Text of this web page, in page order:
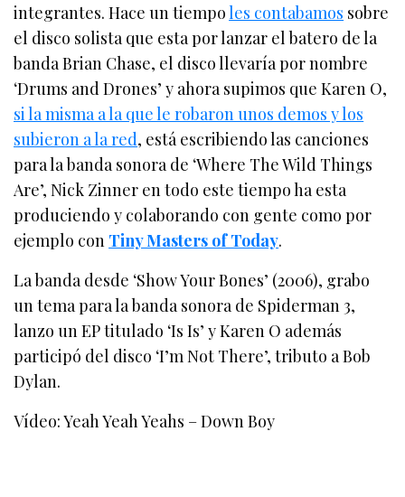
integrantes. Hace un tiempoles contabamos sobre
el disco solista que esta por lanzar el batero de la
banda Brian Chase, el disco llevaría por nombre
‘Drums and Drones’ y ahora supimos que Karen O,
si la misma a la que le robaron unos demos y los
subieron a la red, está escribiendo las canciones
para la banda sonora de ‘Where The Wild Things
Are’, Nick Zinner en todo este tiempo ha esta
produciendo y colaborando con gente como por
ejemplo con Tiny Masters of Today.
La banda desde ‘Show Your Bones’ (2006), grabo
un tema para la banda sonora de Spiderman 3,
lanzo un EP titulado ‘Is Is’ y Karen O además
participó del disco ‘I’m Not There’, tributo a Bob
Dylan.
Vídeo: Yeah Yeah Yeahs – Down Boy